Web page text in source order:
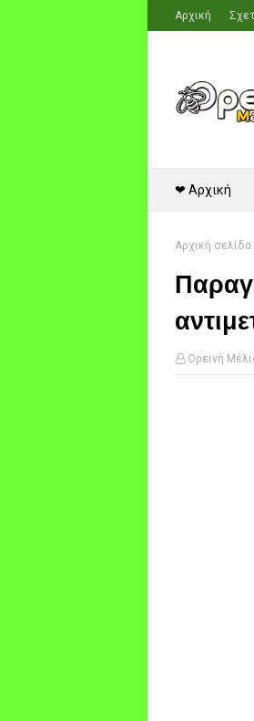
Αρχική
❤ Αρχική
Αρχική σελίδα
Ορεινή